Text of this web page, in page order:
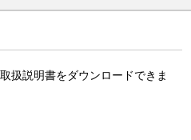
扱説明書をダウンロードできま